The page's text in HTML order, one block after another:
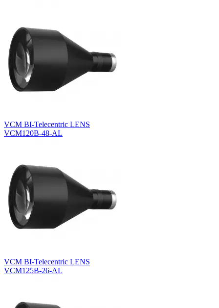
VCM BI-Telecentric LENS
VCM120B-48-AL
VCM BI-Telecentric LENS
VCM125B-26-AL